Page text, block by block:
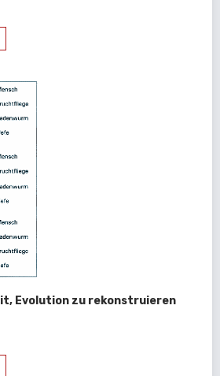
Evolution zu rekonstruieren